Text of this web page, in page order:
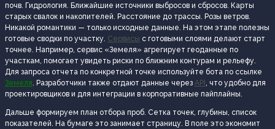
почв. Гидрология. Ближайшие источники выбросов и сбросов. Карты
старых свалок и накопителей. Расстояние до трассы. Розы ветров.
Никакой романтики — только исходные данные. На этом этапе полезны
готовые сводки по участку. Сервисы с готовыми слоями делают старт
точнее. Например, сервис «Земеля» агрегирует геоданные по
участкам, помогает увидеть риски по ближним контурам и рельефу.
Для запроса отчета по конкретной точке используйте бота по ссылке
Земеля. Разработчики также отдают данные через API , что удобно для
проектировщиков и для интеграции в корпоративные пайплайны.
Дальше формируем план отбора проб. Сетка точек, глубины, список
показателей. На бумаге это занимает страницу. В поле это экономит